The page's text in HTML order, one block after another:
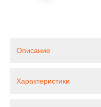
Описание
Характеристики